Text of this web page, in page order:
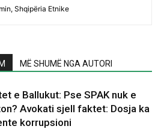
Shqipëria Etnike
MË SHUMË NGA AUTORI
e Ballukut: Pse SPAK nuk e
Avokati sjell faktet: Dosja ka
korrupsioni